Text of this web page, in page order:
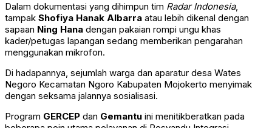
Dalam dokumentasi yang dihimpun tim Radar Indonesia,
tampak Shofiya Hanak Albarra atau lebih dikenal dengan
sapaan Ning Hana dengan pakaian rompi ungu khas
kader/petugas lapangan sedang memberikan pengarahan
menggunakan mikrofon.
Di hadapannya, sejumlah warga dan aparatur desa Wates
Negoro Kecamatan Ngoro Kabupaten Mojokerto menyimak
dengan seksama jalannya sosialisasi.
Program GERCEP dan Gemantu ini menitikberatkan pada